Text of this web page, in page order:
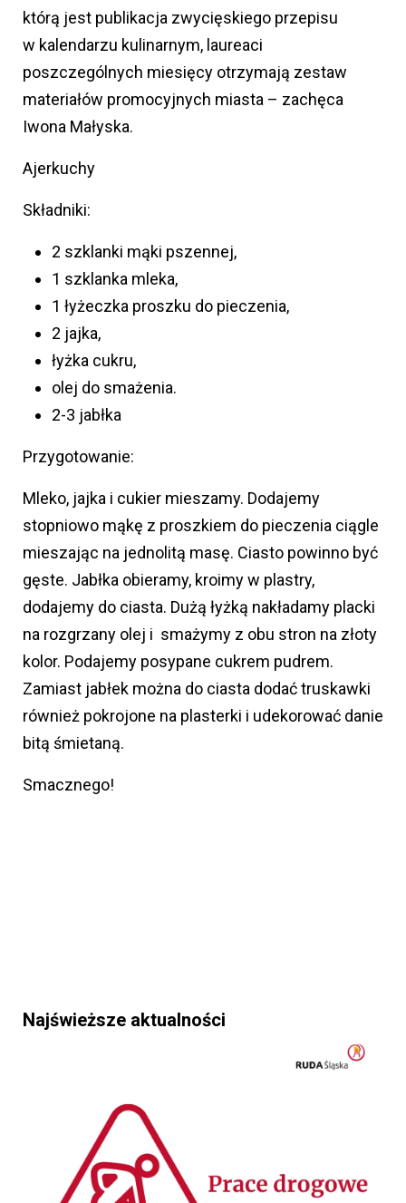
którą jest publikacja zwycięskiego przepisu
w kalendarzu kulinarnym, laureaci
poszczególnych miesięcy otrzymają zestaw
materiałów promocyjnych miasta – zachęca
Iwona Małyska.
Ajerkuchy
Składniki:
2 szklanki mąki pszennej,
1 szklanka mleka,
1 łyżeczka proszku do pieczenia,
2 jajka,
łyżka cukru,
olej do smażenia.
2-3 jabłka
Przygotowanie:
Mleko, jajka i cukier mieszamy. Dodajemy
stopniowo mąkę z proszkiem do pieczenia ciągle
mieszając na jednolitą masę. Ciasto powinno być
gęste. Jabłka obieramy, kroimy w plastry,
dodajemy do ciasta. Dużą łyżką nakładamy placki
na rozgrzany olej i smażymy z obu stron na złoty
kolor. Podajemy posypane cukrem pudrem.
Zamiast jabłek można do ciasta dodać truskawki
również pokrojone na plasterki i udekorować danie
bitą śmietaną.
Smacznego!
Najświeższe aktualności